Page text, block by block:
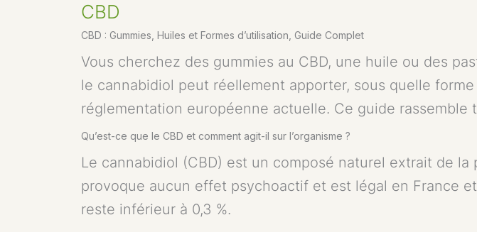
CBD
CBD : Gummies, Huiles et Formes d’utilisation, Guide Complet
Vous cherchez des gummies au CBD, une huile ou des
le cannabidiol peut réellement apporter, sous quelle
réglementation européenne actuelle. Ce guide rassemble
Qu’est-ce que le CBD et comment agit-il sur l’organisme ?
Le cannabidiol (CBD) est un composé naturel extrait de
provoque aucun effet psychoactif et est légal en France
reste inférieur à 0,3 %.